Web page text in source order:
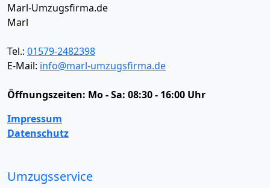
Marl-Umzugsfirma.de
Marl
Tel.: 01579-2482398
E-Mail: info@marl-umzugsfirma.de
Öffnungszeiten: Mo - Sa: 08:30 - 16:00 Uhr
Impressum
Datenschutz
Umzugsservice